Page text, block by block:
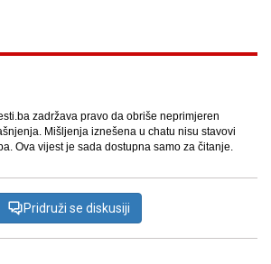
zadržava pravo da obriše neprimjeren
Mišljenja iznešena u chatu nisu stavovi
Ova vijest je sada dostupna samo za čitanje.
Pridruži se diskusiji